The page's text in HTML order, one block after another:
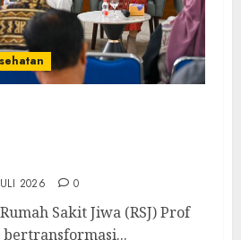
2026 0
Sakit Jiwa (RSJ) Prof